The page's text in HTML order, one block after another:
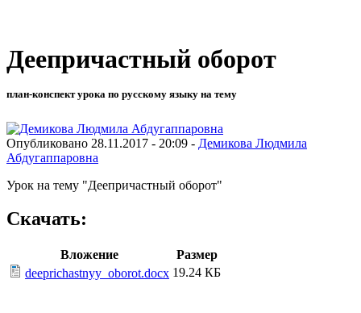
Деепричастный оборот
план-конспект урока по русскому языку на тему
Опубликовано 28.11.2017 - 20:09 - Демикова Людмила
Абдугаппаровна
Урок на тему "Деепричастный оборот"
Скачать:
Вложение
Размер
deeprichastnyy_oborot.docx 19.24 КБ